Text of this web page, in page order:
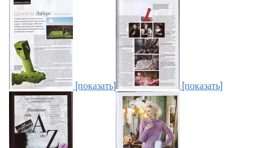
[показать] [показать]